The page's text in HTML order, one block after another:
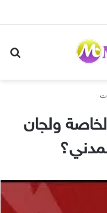
ولجان